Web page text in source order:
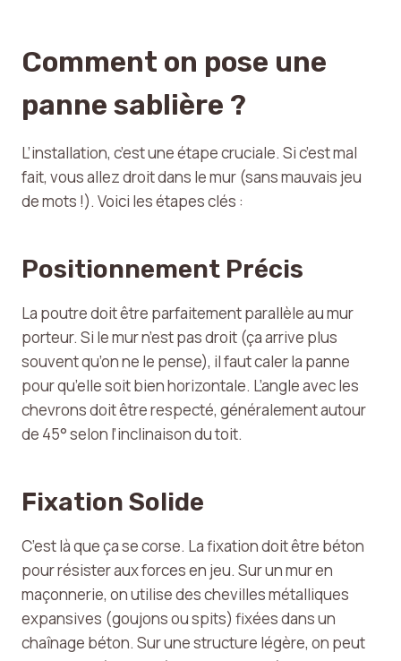
Comment on pose une
panne sablière ?
L’installation, c’est une étape cruciale. Si c’est mal
fait, vous allez droit dans le mur (sans mauvais jeu
de mots !). Voici les étapes clés :
Positionnement Précis
La poutre doit être parfaitement parallèle au mur
porteur. Si le mur n’est pas droit (ça arrive plus
souvent qu’on ne le pense), il faut caler la panne
pour qu’elle soit bien horizontale. L’angle avec les
chevrons doit être respecté, généralement autour
de 45° selon l’inclinaison du toit.
Fixation Solide
C’est là que ça se corse. La fixation doit être béton
pour résister aux forces en jeu. Sur un mur en
maçonnerie, on utilise des chevilles métalliques
expansives (goujons ou spits) fixées dans un
chaînage béton. Sur une structure légère, on peut